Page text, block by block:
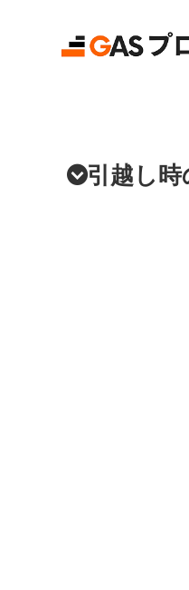
引越し